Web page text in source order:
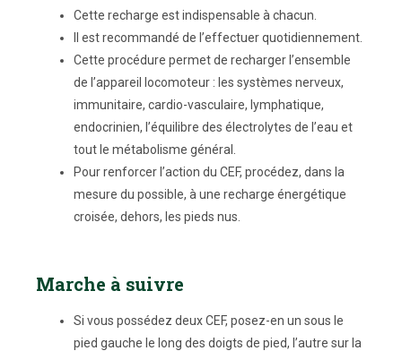
Cette recharge est indispensable à chacun.
Il est recommandé de l’effectuer quotidiennement.
Cette procédure permet de recharger l’ensemble
de l’appareil locomoteur : les systèmes nerveux,
immunitaire, cardio-vasculaire, lymphatique,
endocrinien, l’équilibre des électrolytes de l’eau et
tout le métabolisme général.
Pour renforcer l’action du CEF, procédez, dans la
mesure du possible, à une recharge énergétique
croisée, dehors, les pieds nus.
Marche à suivre
Si vous possédez deux CEF, posez-en un sous le
pied gauche le long des doigts de pied, l’autre sur la